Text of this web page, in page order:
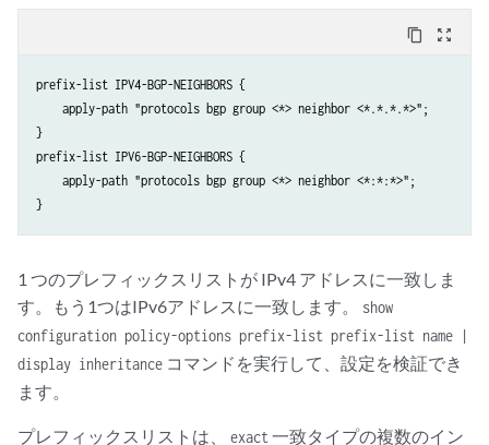
content_copy zoom_out_map
prefix-list IPV4-BGP-NEIGHBORS {
    apply-path "protocols bgp group <*> neighbor <*.*.*.*>";
}
prefix-list IPV6-BGP-NEIGHBORS {
    apply-path "protocols bgp group <*> neighbor <*:*:*>";
1 つのプレフィックスリストが IPv4 アドレスに一致しま
す。もう1つはIPv6アドレスに一致します。
show
configuration policy-options prefix-list prefix-list name |
display inheritance コマンドを実行して、設定を検証でき
ます。
プレフィックスリストは、 exact一致タイプの複数のイン